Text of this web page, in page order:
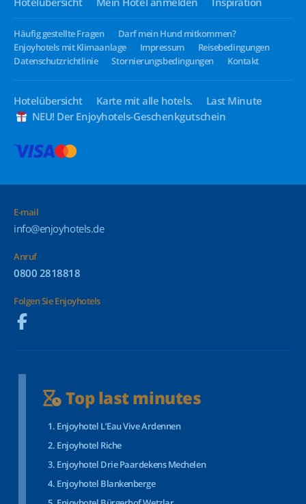
Häufig gestellte Fragen
Darf mein Hund mitkommen?
Enjoyhotels mit Klimaanlage
Impressum
Reisebedingungen
Datenschutzrichtlinie
Stornierungsbedingungen Kontakt
Hotelübersicht Karte mit alle hotels.
Last Minute
NEU! Der Enjoyhotels-Geschenkgutschein
E-mail
info@enjoyhotels.de
Anruf
0800 2818818
Folgen Sie Enjoyhotels
Top last minutes
Enjoyhotel L’Eau Vive Ardennen
Enjoyhotel Riche
Enjoyhotel Drie Paardekens Mechelen
Enjoyhotel Blankenberge